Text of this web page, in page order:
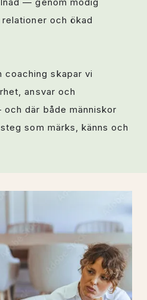
och ökad
coaching skapar vi
ansvar och
där både människor
som märks, känns och